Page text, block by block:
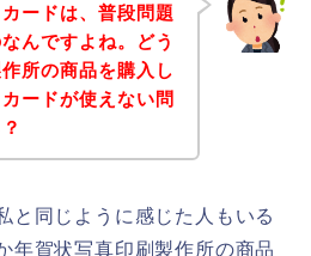
ードは、普段問題
んですよね。どう
所の商品を購入し
ードが使えない問
と同じように感じた人もいる
年賀状写真印刷製作所の商品